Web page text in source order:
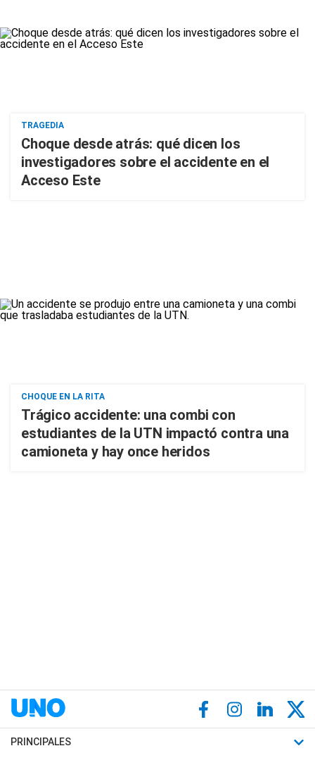
TRAGEDIA
Choque desde atrás: qué dicen los
investigadores sobre el accidente en el
Acceso Este
CHOQUE EN LA RITA
Trágico accidente: una combi con
estudiantes de la UTN impactó contra una
camioneta y hay once heridos
PRINCIPALES